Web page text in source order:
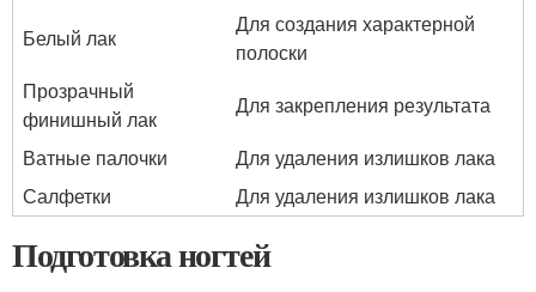
Белый лак
Для создания характерной
полоски
Прозрачный
финишный лак
Для закрепления результата
Ватные палочки
Для удаления излишков лака
Салфетки
Для удаления излишков лака
Подготовка ногтей